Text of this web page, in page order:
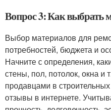
Вопрос 3: Как выбрать
Выбор материалов для
потребностей, бюджета и
Начните с определения,
стены, пол, потолок, окна и
продавцами в
отзывы в интернете.